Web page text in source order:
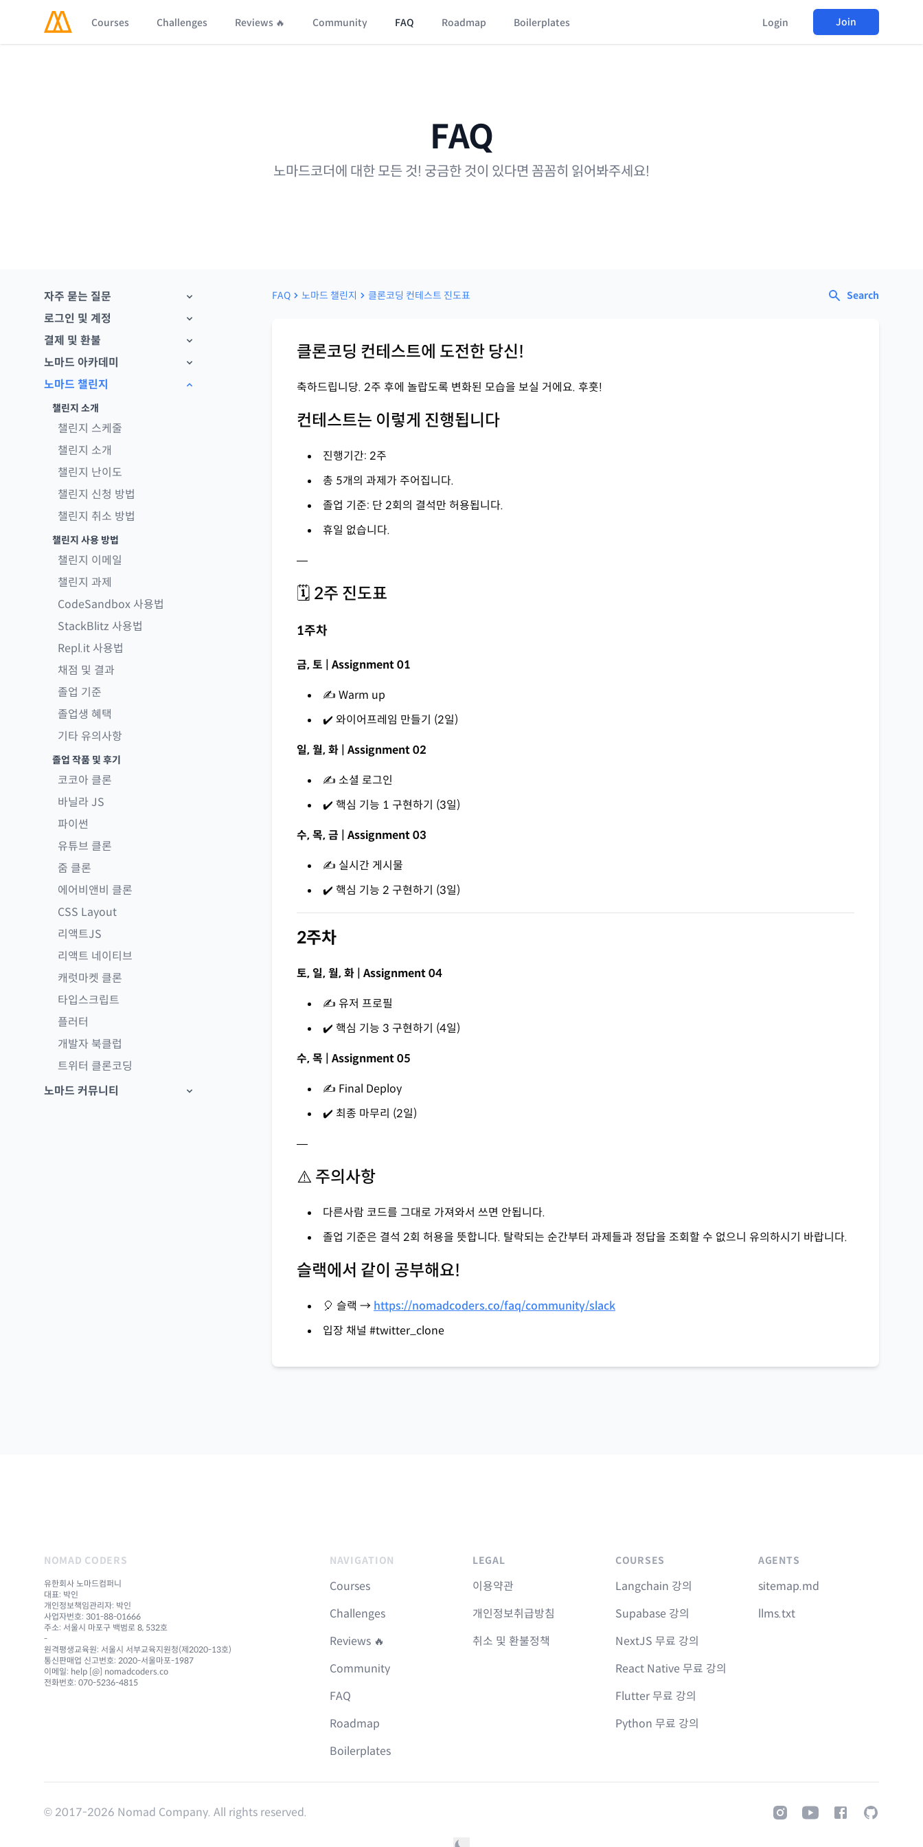
Courses Challenges Reviews 🔥 Community FAQ Roadmap Boilerplates Login Join
FAQ
노마드코더에 대한 모든 것! 궁금한 것이 있다면 꼼꼼히 읽어봐주세요!
자주 묻는 질문
로그인 및 계정
결제 및 환불
노마드 아카데미
노마드 챌린지
챌린지 소개
챌린지 스케줄
챌린지 소개
챌린지 난이도
챌린지 신청 방법
챌린지 취소 방법
챌린지 사용 방법
챌린지 이메일
챌린지 과제
CodeSandbox 사용법
StackBlitz 사용법
Repl.it 사용법
채점 및 결과
졸업 기준
졸업생 혜택
기타 유의사항
졸업 작품 및 후기
코코아 클론
바닐라 JS
파이썬
유튜브 클론
줌 클론
에어비앤비 클론
CSS Layout
리액트JS
리액트 네이티브
캐럿마켓 클론
타입스크립트
플러터
개발자 북클럽
트위터 클론코딩
노마드 커뮤니티
FAQ 노마드 챌린지 클론코딩 컨테스트 진도표 Search
클론코딩 컨테스트에 도전한 당신!
축하드립니당. 2주 후에 놀랍도록 변화된 모습을 보실 거에요. 후훗!
컨테스트는 이렇게 진행됩니다
진행기간: 2주
총 5개의 과제가 주어집니다.
졸업 기준: 단 2회의 결석만 허용됩니다.
휴일 없습니다.
—
🗓 2주 진도표
1주차
금, 토 | Assignment 01
✍️ Warm up
✔️ 와이어프레임 만들기 (2일)
일, 월, 화 | Assignment 02
✍️ 소셜 로그인
✔️ 핵심 기능 1 구현하기 (3일)
수, 목, 금 | Assignment 03
✍️ 실시간 게시물
✔️ 핵심 기능 2 구현하기 (3일)
2주차
토, 일, 월, 화 | Assignment 04
✍️ 유저 프로필
✔️ 핵심 기능 3 구현하기 (4일)
수, 목 | Assignment 05
✍️ Final Deploy
✔️ 최종 마무리 (2일)
—
⚠️ 주의사항
다른사람 코드를 그대로 가져와서 쓰면 안됩니다.
졸업 기준은 결석 2회 허용을 뜻합니다. 탈락되는 순간부터 과제들과 정답을 조회할 수 없으니 유의하시기 바랍니다.
슬랙에서 같이 공부해요!
🎈 슬랙 → https://nomadcoders.co/faq/community/slack
입장 채널 #twitter_clone
NOMAD CODERS
유한회사 노마드컴퍼니
대표: 박인
개인정보책임관리자: 박인
사업자번호: 301-88-01666
주소: 서울시 마포구 백범로 8, 532호
-
원격평생교육원: 서울시 서부교육지원청(제2020-13호)
통신판매업 신고번호: 2020-서울마포-1987
이메일: help [@] nomadcoders.co
전화번호: 070-5236-4815
NAVIGATION
Courses
Challenges
Reviews 🔥
Community
FAQ
Roadmap
Boilerplates
LEGAL
이용약관
개인정보취급방침
취소 및 환불정책
COURSES
Langchain 강의
Supabase 강의
NextJS 무료 강의
React Native 무료 강의
Flutter 무료 강의
Python 무료 강의
AGENTS
sitemap.md
llms.txt
InstagramYoutubeFacebookGitHub
© 2017-2026 Nomad Company. All rights reserved.